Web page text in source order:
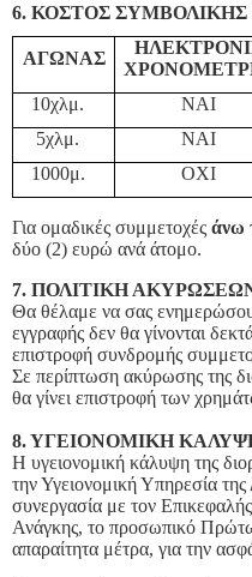
6. ΚΟΣΤΟΣ
ΑΓΩΝΑΣ
10χλμ.
ΝΑΙ
5χλμ.
ΝΑΙ
1000μ.
ΟΧΙ
Για ομαδικές συμμετοχές άνω
δύο (2) ευρώ ανά άτομο.
7. ΠΟΛΙΤΙΚΗ
Θα θέλαμε να σας
εγγραφής δεν θα γίνονται
επιστροφή συνδρομής
Σε περίπτωση ακύρωσης της
θα γίνει επιστροφή των
8. ΥΓΕΙΟΝΟΜΙΚΗ
Η υγειονομική κάλυψη της
την Υγειονομική Υπηρεσία
συνεργασία με τον
Ανάγκης, το προσωπικό
απαραίτητα μέτρα, για την